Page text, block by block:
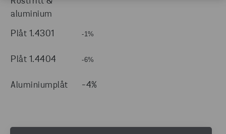
aluminium
Plåt 1.4301 -1%
Plåt 1.4404 -6%
Aluminiumplåt -4%